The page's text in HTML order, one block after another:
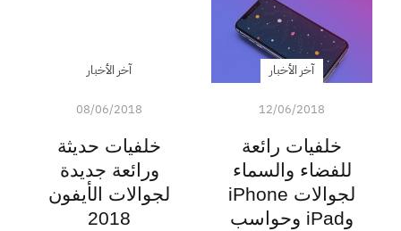
آخر الأخبار
12/06/2018
خلفيات رائعة
للفضاء والسماء
لجوالات iPhone
وiPad وحواسب
آخر الأخبار
08/06/2018
خلفيات حديثة
ورائعة جديدة
لجوالات الأيفون
2018